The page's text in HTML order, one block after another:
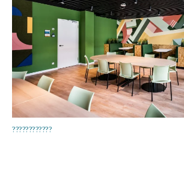
????????????